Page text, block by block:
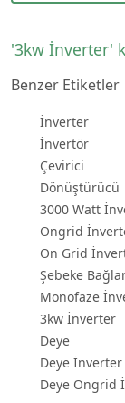
'3kw İnverter'
Benzer Etiketler
İnverter
İnvertör
Çevirici
Dönüştürücü
3000 Watt
Ongrid
On Grid
Şebeke
Monofaze
3kw İnverter
Deye
Deye İnverter
Deye Ongrid